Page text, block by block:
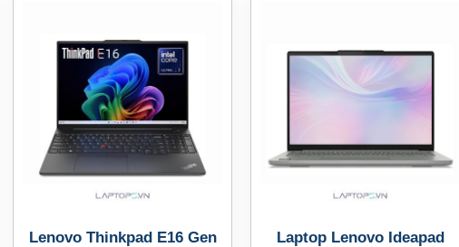
Lenovo Thinkpad E16 Gen
Laptop Lenovo Ideapad